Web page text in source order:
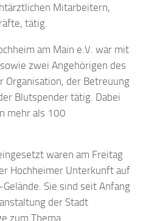
Mitarbeitern,
tätig.
am Main e.V. war mit
zwei Angehörigen des
Organisation, der Betreuung
Blutspender tätig. Dabei
mehr als 100
waren am Freitag
Hochheimer Unterkunft auf
Sie sind seit Anfang
der Stadt
zum Thema